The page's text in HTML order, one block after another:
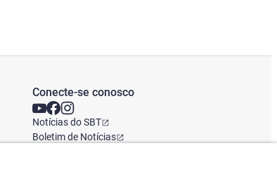
Conecte-se conosco
Notícias do SBT
Boletim de Notícias